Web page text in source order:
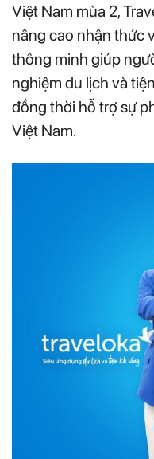
Việt Nam mùa 2,
nâng cao nhận thức
thông minh giúp
nghiệm du lịch và
đồng thời hỗ trợ sự
Việt Nam.